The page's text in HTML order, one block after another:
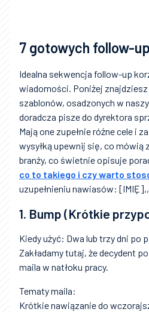
7 gotowych follow-
Idealna sekwencja follow-up
wiadomości. Poniżej znajdziesz
szablonów, osadzonych w
doradcza pisze do dyrektora
Mają one zupełnie różne cele i
wysyłką upewnij się, co mówią
branży, co świetnie opisuje
co to takiego i czy warto
uzupełnieniu nawiasów:
1. Bump (Krótkie
Kiedy użyć: Dwa lub trzy dni po
Zakładamy tutaj, że decydent
maila w natłoku pracy.
Tematy maila:
Krótkie nawiązanie do